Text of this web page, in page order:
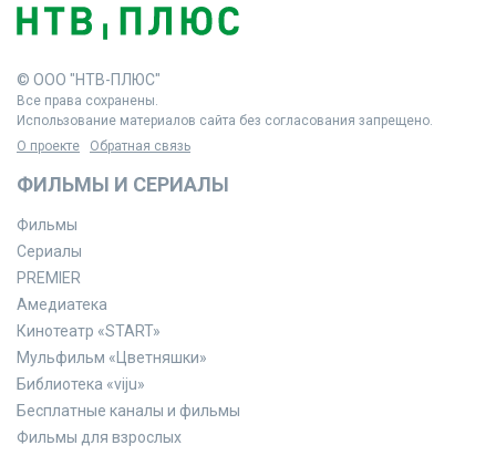
© ООО "НТВ-ПЛЮС"
Все права сохранены.
Использование материалов сайта без согласования запрещено.
О проекте
Обратная связь
ФИЛЬМЫ И СЕРИАЛЫ
Фильмы
Сериалы
PREMIER
Амедиатека
Кинотеатр «START»
Мульфильм «Цветняшки»
Библиотека «viju»
Бесплатные каналы и фильмы
Фильмы для взрослых